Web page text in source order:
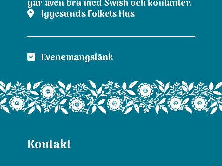
går även bra med Swish och kontanter.
Iggesunds Folkets Hus
Evenemangslänk
Kontakt